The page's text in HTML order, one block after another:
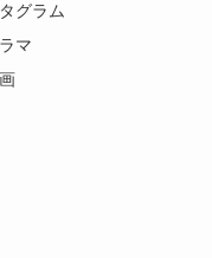
グラム
マ